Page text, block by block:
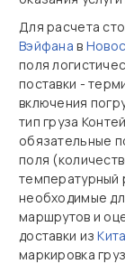
Для расчета
Вэйфана в
поля
поставки -
включения
тип груза
обязательные
поля
температурный
необходимые
маршрутов и
доставки из
маркировка